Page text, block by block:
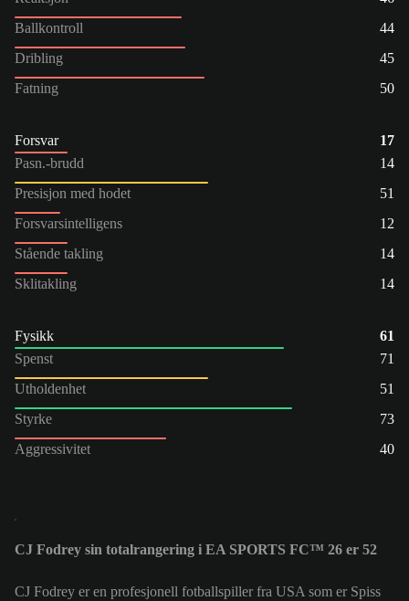
Ballkontroll
44
Dribling
45
Fatning
50
Forsvar
17
Pasn.-brudd
14
Presisjon med hodet
51
Forsvarsintelligens
12
Stående takling
14
Sklitakling
14
Fysikk
61
Spenst
71
Utholdenhet
51
Styrke
73
Aggressivitet
40
CJ Fodrey sin totalrangering i EA SPORTS FC™ 26 er 52
CJ Fodrey er en profesjonell fotballspiller fra USA som er Spiss